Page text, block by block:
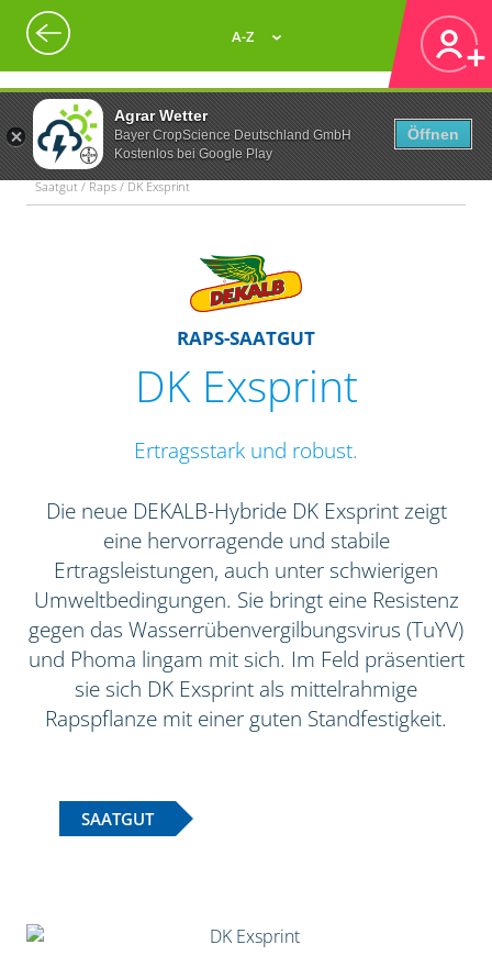
Agrar Wetter
Bayer CropScience Deutschland GmbH
Kostenlos bei Google Play
Öffnen
A-Z
Saatgut / Raps / DK Exsprint
RAPS-SAATGUT
DK Exsprint
Ertragsstark und robust.
Die neue DEKALB-Hybride DK Exsprint zeigt
eine hervorragende und stabile
Ertragsleistungen, auch unter schwierigen
Umweltbedingungen. Sie bringt eine Resistenz
gegen das Wasserrübenvergilbungsvirus (TuYV)
und Phoma lingam mit sich. Im Feld präsentiert
sie sich DK Exsprint als mittelrahmige
Rapspflanze mit einer guten Standfestigkeit.
SAATGUT